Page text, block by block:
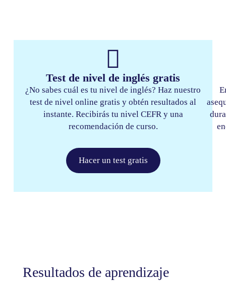
Test de nivel de inglés gratis​
¿No sabes cuál es tu nivel de inglés? Haz nuestro
test de nivel online gratis y obtén resultados al
instante. Recibirás tu nivel CEFR y una
recomendación de curso.
Hacer un test gratis
Resultados de aprendizaje